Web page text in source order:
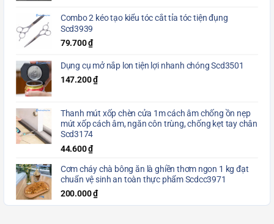
Combo 2 kéo tạo kiểu tóc cắt tỉa tóc tiện đụng
Scd3939
79.700₫
Dụng cụ mở nắp lon tiện lợi nhanh chóng Scd3501
147.200₫
Thanh mút xốp chèn cửa 1m cách âm chống ồn nẹp
mút xốp cách âm, ngăn côn trùng, chống kẹt tay chân
Scd3174
44.600₫
Cơm cháy chà bông ăn là ghiền thơm ngon 1 kg đạt
chuẩn vệ sinh an toàn thực phẩm Scdcc3971
200.000₫